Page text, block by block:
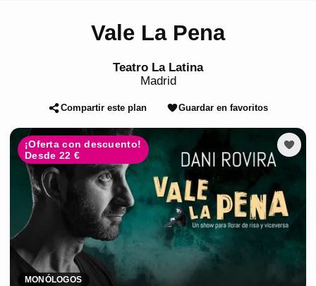
Vale La Pena
Teatro La Latina
Madrid
Compartir este plan Guardar en favoritos
¡Oferta con descuento!
Desde 22 €
MONÓLOGOS